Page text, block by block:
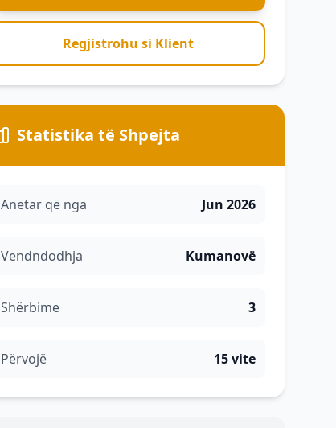
Regjistrohu si Klient
Statistika të Shpejta
Anëtar që nga Jun 2026
Vendndodhja Kumanovë
Shërbime 3
Përvojë 15 vite